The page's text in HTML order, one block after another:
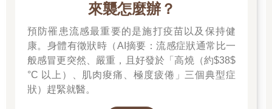
來襲怎麼辦？
預防罹患流感最重要的是施打疫苗以及保持健
康。身體有徵狀時（AI摘要：流感症狀通常比一
般感冒更突然、嚴重，且好發於「高燒（約$38$
°C 以上）、肌肉痠痛、極度疲倦」三個典型症
狀）趕緊就醫。